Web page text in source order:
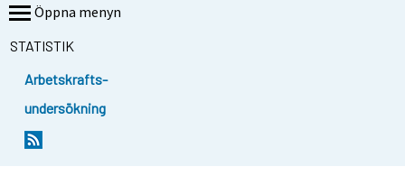
Öppna menyn
STATISTIK
Arbetskrafts-
undersökning